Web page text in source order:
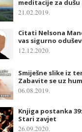
meditacije za dušu
21.02.2019.
Citati Nelsona
vas sigurno
12.12.2020.
Smiješne slike iz
Zabavite se uz
06.08.2019.
Knjiga postanka
Stari zavjet
26.09.2020.